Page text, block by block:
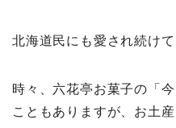
北海道民にも愛され続けて
時々、六花亭お菓子の「
こともありますが、お土